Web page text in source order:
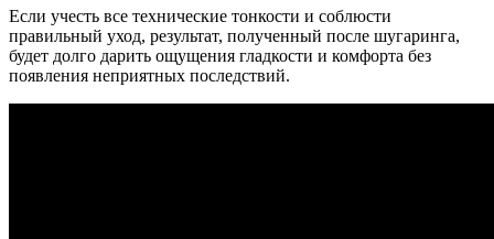
Если учесть все технические тонкости и соблюсти
правильный уход, результат, полученный после шугаринга,
будет долго дарить ощущения гладкости и комфорта без
появления неприятных последствий.